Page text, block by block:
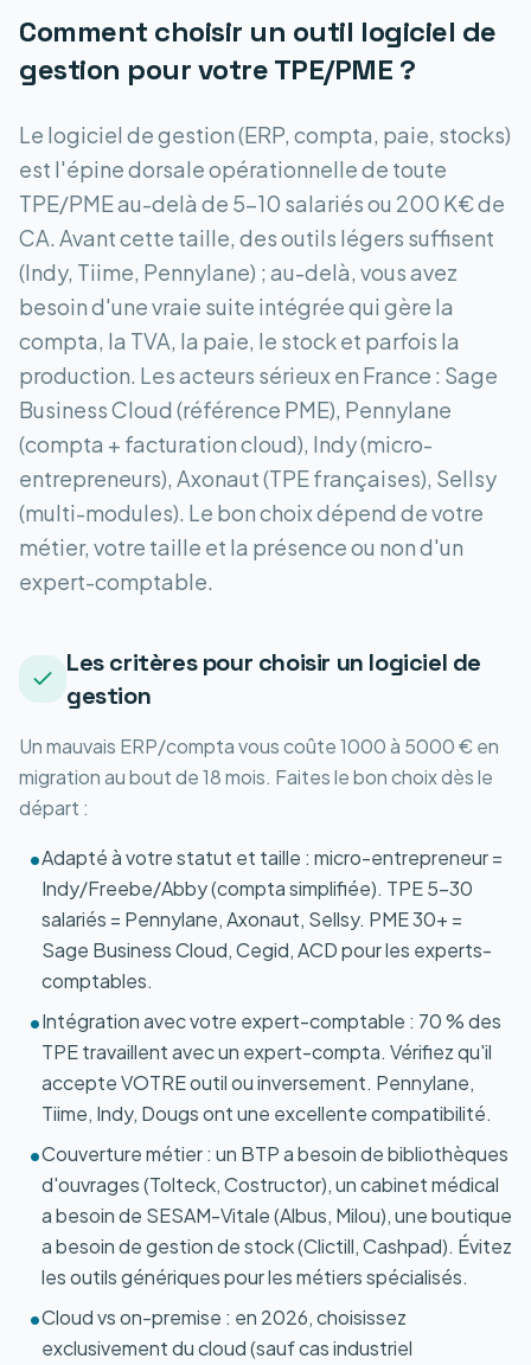
Comment choisir un outil logiciel de
gestion pour votre TPE/PME ?
Le logiciel de gestion (ERP, compta, paie, stocks)
est l'épine dorsale opérationnelle de toute
TPE/PME au-delà de 5-10 salariés ou 200 K€ de
CA. Avant cette taille, des outils légers suffisent
(Indy, Tiime, Pennylane) ; au-delà, vous avez
besoin d'une vraie suite intégrée qui gère la
compta, la TVA, la paie, le stock et parfois la
production. Les acteurs sérieux en France : Sage
Business Cloud (référence PME), Pennylane
(compta + facturation cloud), Indy (micro-
entrepreneurs), Axonaut (TPE françaises), Sellsy
(multi-modules). Le bon choix dépend de votre
métier, votre taille et la présence ou non d'un
expert-comptable.
Les critères pour choisir un logiciel de
gestion
Un mauvais ERP/compta vous coûte 1000 à 5000 € en
migration au bout de 18 mois. Faites le bon choix dès le
départ :
•Adapté à votre statut et taille : micro-entrepreneur =
Indy/Freebe/Abby (compta simplifiée). TPE 5-30
salariés = Pennylane, Axonaut, Sellsy. PME 30+ =
Sage Business Cloud, Cegid, ACD pour les experts-
comptables.
•Intégration avec votre expert-comptable : 70 % des
TPE travaillent avec un expert-compta. Vérifiez qu'il
accepte VOTRE outil ou inversement. Pennylane,
Tiime, Indy, Dougs ont une excellente compatibilité.
•Couverture métier : un BTP a besoin de bibliothèques
d'ouvrages (Tolteck, Costructor), un cabinet médical
a besoin de SESAM-Vitale (Albus, Milou), une boutique
a besoin de gestion de stock (Clictill, Cashpad). Évitez
les outils génériques pour les métiers spécialisés.
•Cloud vs on-premise : en 2026, choisissez
exclusivement du cloud (sauf cas industriel